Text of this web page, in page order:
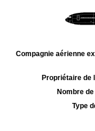
Compagnie aérienne
Propriétaire de
Nombre
Type